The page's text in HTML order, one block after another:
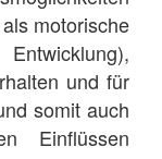
motorische
und für
somit auch
Einflüssen